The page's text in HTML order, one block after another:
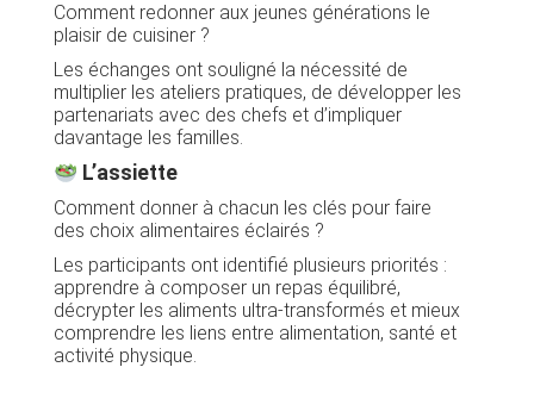
Comment redonner aux jeunes générations le
plaisir de cuisiner ?
Les échanges ont souligné la nécessité de
multiplier les ateliers pratiques, de développer les
partenariats avec des chefs et d’impliquer
davantage les familles.
L’assiette
Comment donner à chacun les clés pour faire
des choix alimentaires éclairés ?
Les participants ont identifié plusieurs priorités :
apprendre à composer un repas équilibré,
décrypter les aliments ultra-transformés et mieux
comprendre les liens entre alimentation, santé et
activité physique.